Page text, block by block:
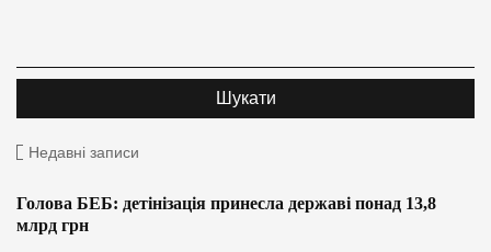
Недавні записи
Голова БЕБ: детінізація принесла державі понад 13,8
млрд грн